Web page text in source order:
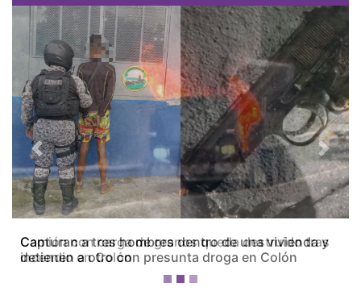
Camión con carga de granos queda destruido tras
incendio en Colón
Previous Next